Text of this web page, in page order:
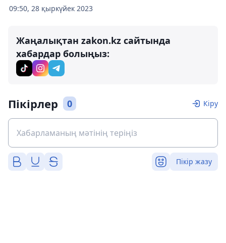
09:50, 28 қыркүйек 2023
Жаңалықтан zakon.kz сайтында
хабардар болыңыз:
Пікірлер 0 Кіру
Пікір жазу